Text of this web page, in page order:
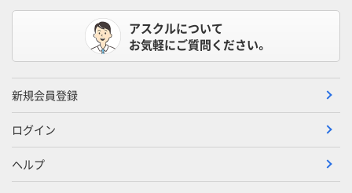
アスクルについて
お気軽にご質問ください。
新規会員登録
ログイン
ヘルプ